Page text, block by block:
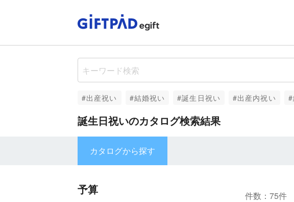
#出産祝い #結婚祝い #誕生日祝い #出産内祝い
誕生日祝いのカタログ検索結果
カタログから探す
予算 件数：75件